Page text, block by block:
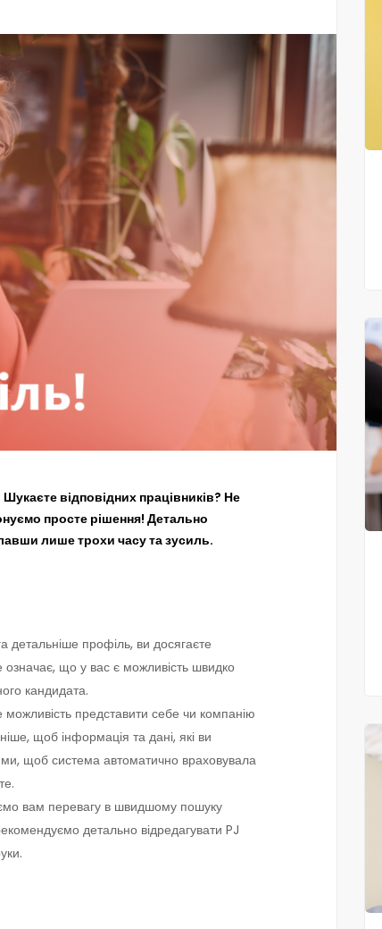
відповідних працівників? Не
просте рішення! Детально
лише трохи часу та зусиль.
детальніше профіль, ви досягаєте
що у вас є можливість швидко
кандидата.
представити себе чи компанію
щоб інформація та дані, які ви
щоб система автоматично враховувала
вам перевагу в швидшому пошуку
детально відредагувати PJ